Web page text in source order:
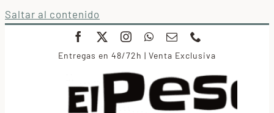
Saltar al contenido
Entregas en 48/72h | Venta Exclusiva